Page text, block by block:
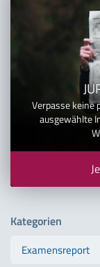
Verpasse keine
ausgewählte
Kategorien
Examensreport